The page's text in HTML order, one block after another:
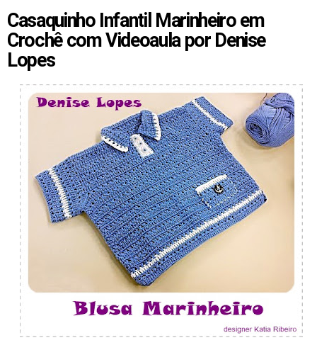
Casaquinho Infantil Marinheiro em
Crochê com Videoaula por Denise
Lopes